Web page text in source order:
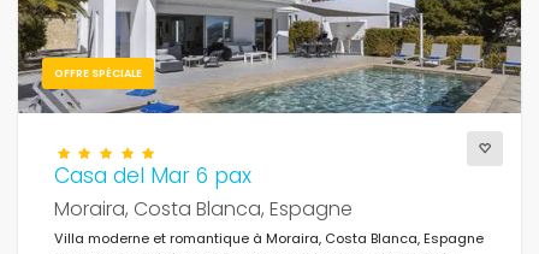
OFFRE SPÉCIALE
Casa del Mar 6 pax
Moraira, Costa Blanca, Espagne
Villa moderne et romantique à Moraira, Costa Blanca, Espagne